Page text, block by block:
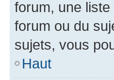
forum, une
forum ou du
sujets, vous
Haut